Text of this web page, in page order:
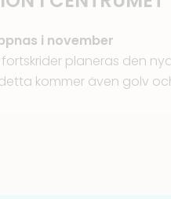
i november
planeras den
kommer även golv